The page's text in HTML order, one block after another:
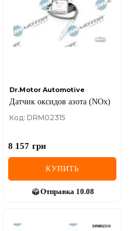
Dr.Motor Automotive
Датчик оксидов азота (NOx)
Код: DRM02315
8 157 грн
КУПИТЬ
Отправка 10.08